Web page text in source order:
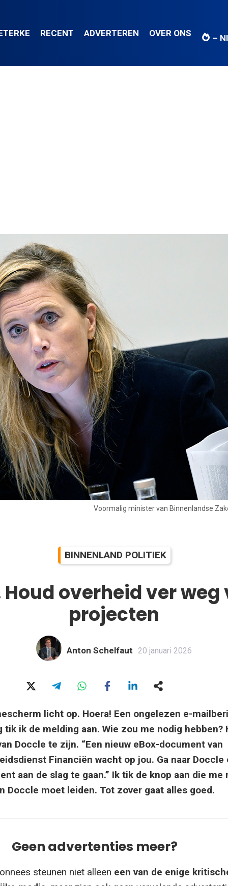
RECENT ADVERTEREN OVER ONS –
Voormalig minister van Binnenlandse
BINNENLAND POLITIEK
Houd overheid ver
projecten
Anton Schelfaut 20 januari 2026
licht op. Hoera! Een ongelezen e-
tik ik de melding aan. Wie zou me nodig hebben?
Doccle te zijn. “Een nieuw eBox-document van
Financiën wacht op jou. Ga naar Doccle
aan de slag te gaan.” Ik tik de knop aan die me
Doccle moet leiden. Tot zover gaat alles goed.
Geen advertenties meer?
steunen niet alleen een van de enige